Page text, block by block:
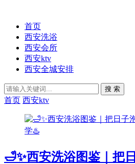
首页
西安洗浴
西安会所
西安ktv
西安全城安排
搜 索
首页 西安ktv
🛁✨西安洗浴图鉴｜把